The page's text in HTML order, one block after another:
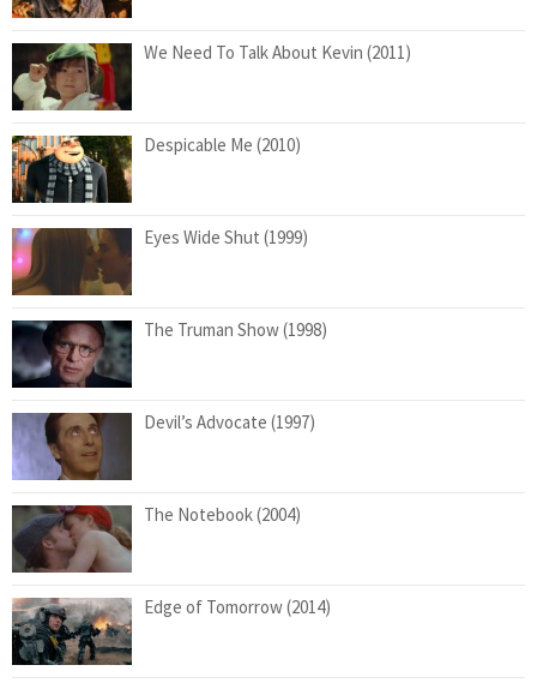
We Need To Talk About Kevin (2011)
Despicable Me (2010)
Eyes Wide Shut (1999)
The Truman Show (1998)
Devil’s Advocate (1997)
The Notebook (2004)
Edge of Tomorrow (2014)